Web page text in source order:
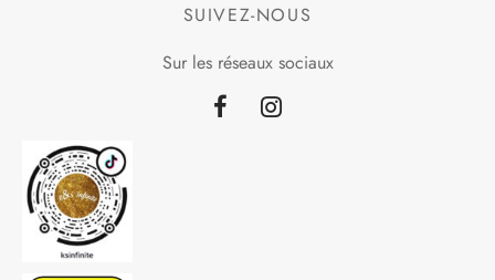
SUIVEZ-NOUS
Sur les réseaux sociaux